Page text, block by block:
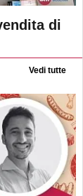
di
Vedi tutte